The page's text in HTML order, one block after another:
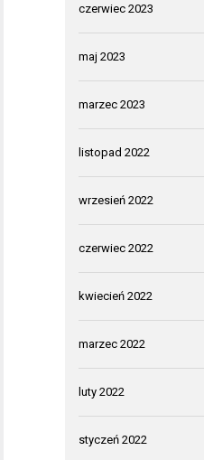
czerwiec 2023
maj 2023
marzec 2023
listopad 2022
wrzesień 2022
czerwiec 2022
kwiecień 2022
marzec 2022
luty 2022
styczeń 2022